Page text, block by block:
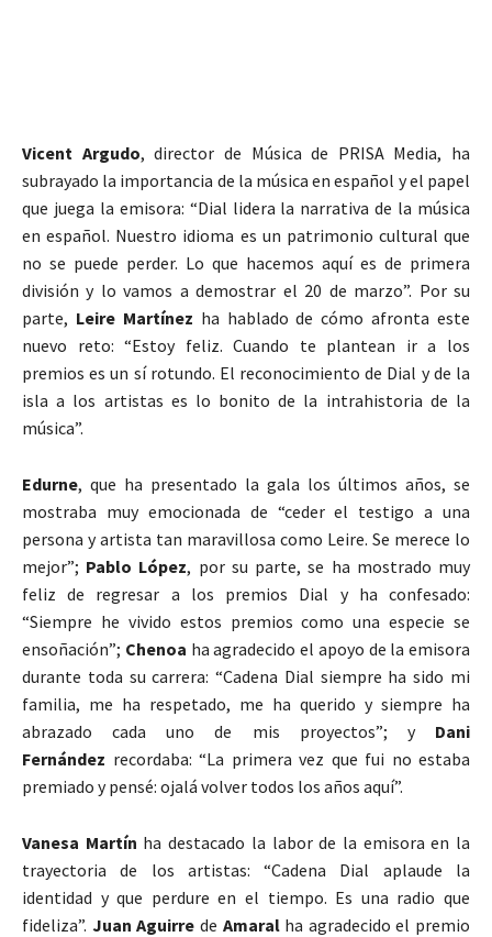
Vicent Argudo, director de Música de PRISA Media, ha
subrayado la importancia de la música en español y el papel
que juega la emisora: “Dial lidera la narrativa de la música
en español. Nuestro idioma es un patrimonio cultural que
no se puede perder. Lo que hacemos aquí es de primera
división y lo vamos a demostrar el 20 de marzo”. Por su
parte, Leire Martínez ha hablado de cómo afronta este
nuevo reto: “Estoy feliz. Cuando te plantean ir a los
premios es un sí rotundo. El reconocimiento de Dial y de la
isla a los artistas es lo bonito de la intrahistoria de la
música”.
Edurne, que ha presentado la gala los últimos años, se
mostraba muy emocionada de “ceder el testigo a una
persona y artista tan maravillosa como Leire. Se merece lo
mejor”; Pablo López, por su parte, se ha mostrado muy
feliz de regresar a los premios Dial y ha confesado:
“Siempre he vivido estos premios como una especie se
ensoñación”; Chenoa ha agradecido el apoyo de la emisora
durante toda su carrera: “Cadena Dial siempre ha sido mi
familia, me ha respetado, me ha querido y siempre ha
abrazado cada uno de mis proyectos”; y Dani
Fernández recordaba: “La primera vez que fui no estaba
premiado y pensé: ojalá volver todos los años aquí”.
Vanesa Martín ha destacado la labor de la emisora en la
trayectoria de los artistas: “Cadena Dial aplaude la
identidad y que perdure en el tiempo. Es una radio que
fideliza”. Juan Aguirre de Amaralha agradecido el premio